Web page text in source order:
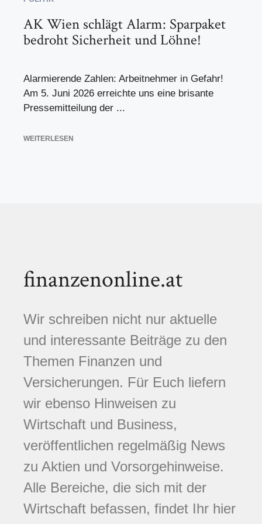
AK Wien schlägt Alarm: Sparpaket
bedroht Sicherheit und Löhne!
Alarmierende Zahlen: Arbeitnehmer in Gefahr!
Am 5. Juni 2026 erreichte uns eine brisante
Pressemitteilung der ...
WEITERLESEN
finanzenonline.at
Wir schreiben nicht nur aktuelle
und interessante Beiträge zu den
Themen Finanzen und
Versicherungen. Für Euch liefern
wir ebenso Hinweisen zu
Wirtschaft und Business,
veröffentlichen regelmäßig News
zu Aktien und Vorsorgehinweise.
Alle Bereiche, die sich mit der
Wirtschaft befassen, findet Ihr hier